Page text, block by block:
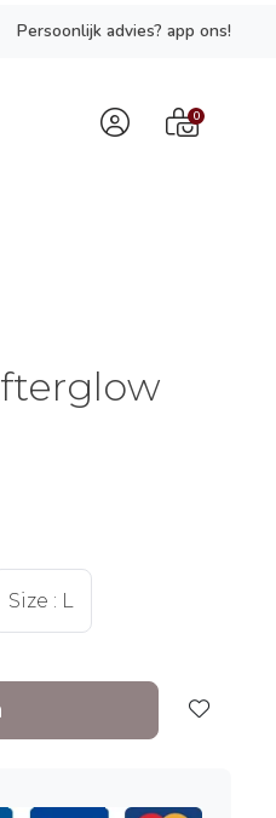
Persoonlijk advies? app ons!
0
Size : L